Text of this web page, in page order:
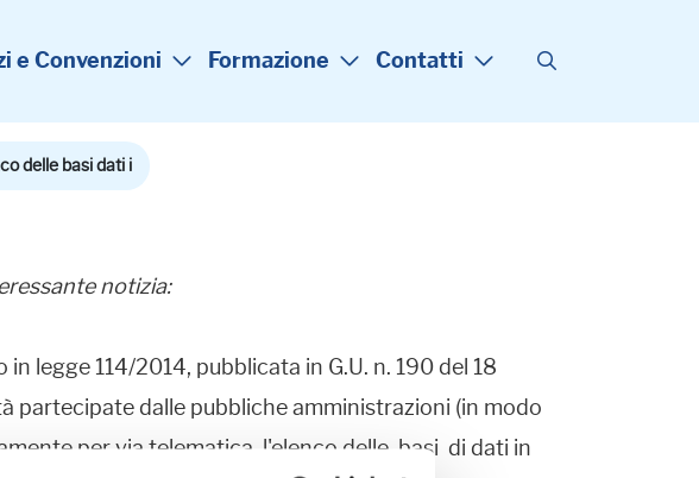
e Convenzioni Formazione Contatti
delle basi dati i
notizia:
legge 114/2014, pubblicata in G.U. n. 190 del 18
partecipate dalle pubbliche amministrazioni (in modo
per via telematica, l'elenco delle basi di dati in